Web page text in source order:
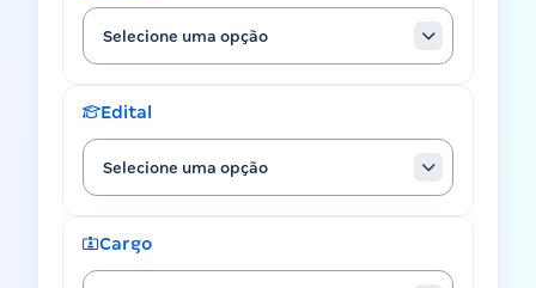
Selecione uma opção
Edital
Selecione uma opção
Cargo